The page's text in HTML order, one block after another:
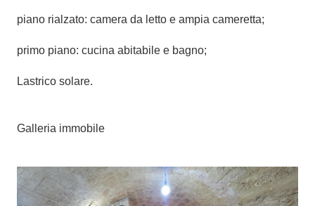
piano rialzato: camera da letto e ampia cameretta;
primo piano: cucina abitabile e bagno;
Lastrico solare.
Galleria immobile